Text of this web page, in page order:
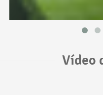
Vídeo